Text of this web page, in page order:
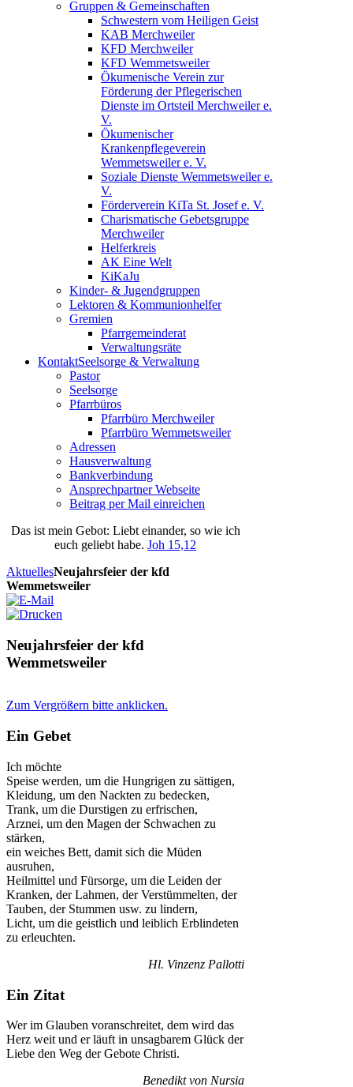
Gruppen & Gemeinschaften
Schwestern vom Heiligen Geist
KAB Merchweiler
KFD Merchweiler
KFD Wemmetsweiler
Ökumenische Verein zur
Förderung der Pflegerischen
Dienste im Ortsteil Merchweiler e.
V.
Ökumenischer
Krankenpflegeverein
Wemmetsweiler e. V.
Soziale Dienste Wemmetsweiler e.
V.
Förderverein KiTa St. Josef e. V.
Charismatische Gebetsgruppe
Merchweiler
Helferkreis
AK Eine Welt
KiKaJu
Kinder- & Jugendgruppen
Lektoren & Kommunionhelfer
Gremien
Pfarrgemeinderat
Verwaltungsräte
KontaktSeelsorge & Verwaltung
Pastor
Seelsorge
Pfarrbüros
Pfarrbüro Merchweiler
Pfarrbüro Wemmetsweiler
Adressen
Hausverwaltung
Bankverbindung
Ansprechpartner Webseite
Beitrag per Mail einreichen
Das ist mein Gebot: Liebt einander, so wie ich
euch geliebt habe.Joh 15,12
AktuellesNeujahrsfeier der kfd
Wemmetsweiler
Neujahrsfeier der kfd
Wemmetsweiler
Zum Vergrößern bitte anklicken.
Ein Gebet
Ich möchte
Speise werden, um die Hungrigen zu sättigen,
Kleidung, um den Nackten zu bedecken,
Trank, um die Durstigen zu erfrischen,
Arznei, um den Magen der Schwachen zu
stärken,
ein weiches Bett, damit sich die Müden
ausruhen,
Heilmittel und Fürsorge, um die Leiden der
Kranken, der Lahmen, der Verstümmelten, der
Tauben, der Stummen usw. zu lindern,
Licht, um die geistlich und leiblich Erblindeten
zu erleuchten.
Hl. Vinzenz Pallotti
Ein Zitat
Wer im Glauben voranschreitet, dem wird das
Herz weit und er läuft in unsagbarem Glück der
Liebe den Weg der Gebote Christi.
Benedikt von Nursia